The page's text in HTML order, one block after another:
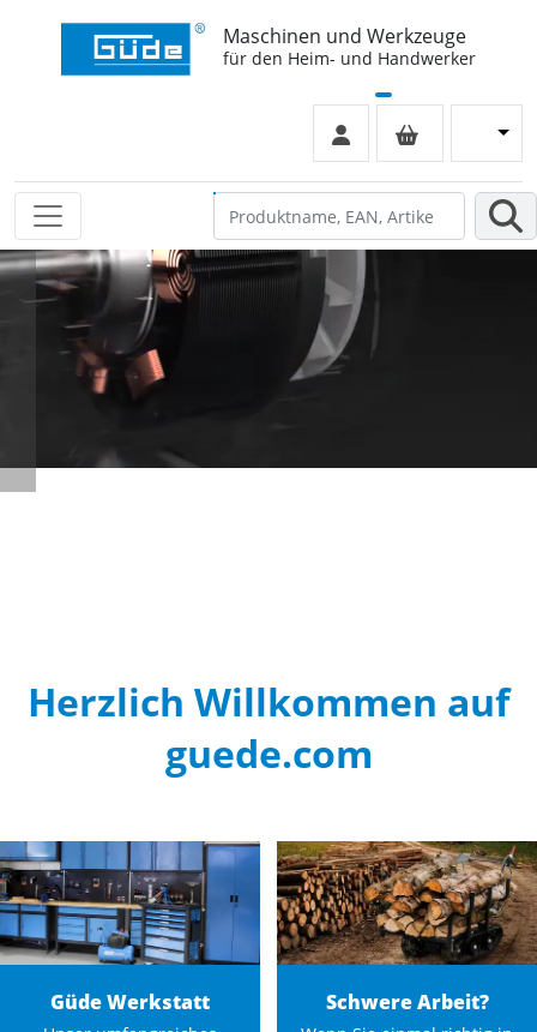
Maschinen und Werkzeuge
für den Heim- und Handwerker
Herzlich Willkommen auf
guede.com
Güde Werkstatt Schwere Arbeit?